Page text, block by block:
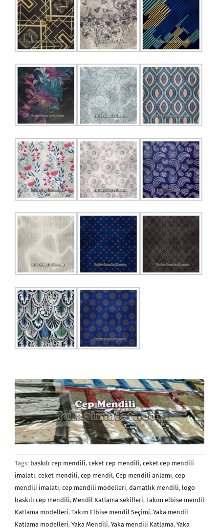
Tags: baskılı cep mendili, ceket cep mendili, ceket cep mendili
imalatı, ceket mendili, cep mendil, Cep mendili anlamı, cep
mendili imalatı, cep mendili modelleri, damatlık mendili, logo
baskılı cep mendili, Mendil Katlama sekilleri, Takım elbise mendil
Katlama modelleri, Takım Elbise mendil Seçimi, Yaka mendil
Katlama modelleri, Yaka Mendili, Yaka mendili Katlama, Yaka